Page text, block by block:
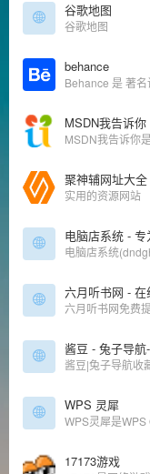
谷歌地图
谷歌地图
behance
MSDN我告诉你
聚神辅网址大全
实用的资源网站
电脑店系统 -
六月听书网 -
酱豆 - 兔子导
WPS 灵犀
17173游戏